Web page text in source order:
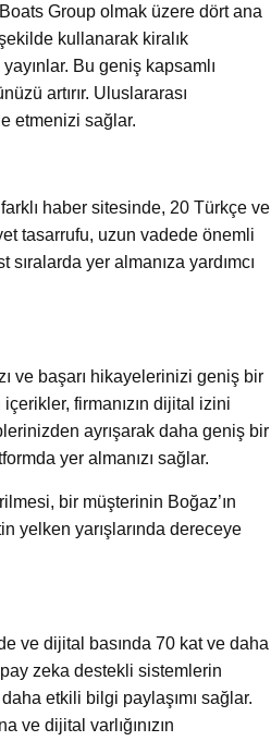
Group olmak üzere dört ana
kullanarak kiralık
Bu geniş kapsamlı
artırır. Uluslararası
etmenizi sağlar.
haber sitesinde, 20 Türkçe ve
tasarrufu, uzun vadede önemli
yer almanıza yardımcı
ve başarı hikayelerinizi geniş bir
firmanızın dijital izini
ayrışarak daha geniş bir
yer almanızı sağlar.
bir müşterinin Boğaz’ın
yelken yarışlarında dereceye
ve dijital basında 70 kat ve daha
zeka destekli sistemlerin
etkili bilgi paylaşımı sağlar.
ve dijital varlığınızın